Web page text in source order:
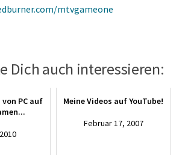
mtvgameone
Dich auch interessieren:
von PC auf
Meine Videos auf YouTube!
Februar 17, 2007